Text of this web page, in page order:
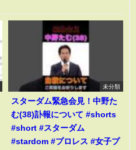
未分類
スターダム緊急会見！中野た
む(38)訃報について #shorts
#short #スターダム
#stardom #プロレス #女子プ